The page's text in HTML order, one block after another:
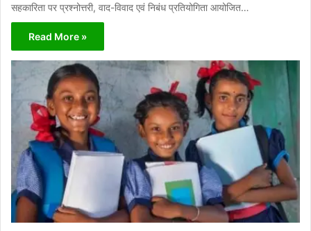
सहकारिता पर प्रश्नोत्तरी, वाद-विवाद एवं निबंध प्रतियोगिता आयोजित…
Read More »